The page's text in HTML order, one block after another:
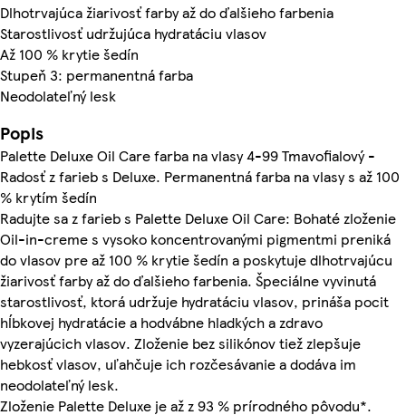
Dlhotrvajúca žiarivosť farby až do ďalšieho farbenia
Starostlivosť udržujúca hydratáciu vlasov
Až 100 % krytie šedín
Stupeň 3: permanentná farba
Neodolateľný lesk
Popis
Palette Deluxe Oil Care farba na vlasy 4-99 Tmavofialový -
Radosť z farieb s Deluxe. Permanentná farba na vlasy s až 100
% krytím šedín
Radujte sa z farieb s Palette Deluxe Oil Care: Bohaté zloženie
Oil-in-creme s vysoko koncentrovanými pigmentmi preniká
do vlasov pre až 100 % krytie šedín a poskytuje dlhotrvajúcu
žiarivosť farby až do ďalšieho farbenia. Špeciálne vyvinutá
starostlivosť, ktorá udržuje hydratáciu vlasov, prináša pocit
hĺbkovej hydratácie a hodvábne hladkých a zdravo
vyzerajúcich vlasov. Zloženie bez silikónov tiež zlepšuje
hebkosť vlasov, uľahčuje ich rozčesávanie a dodáva im
neodolateľný lesk.
Zloženie Palette Deluxe je až z 93 % prírodného pôvodu*.